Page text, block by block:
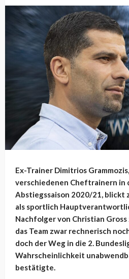
Ex-Trainer Dimitrios
verschiedenen Cheftrainern in
Abstiegssaison 2020/21, blickt
als sportlich
Nachfolger von Christian Gross
das Team zwar rechnerisch
doch der Weg in die 2.
Wahrscheinlichkeit
bestätigte.